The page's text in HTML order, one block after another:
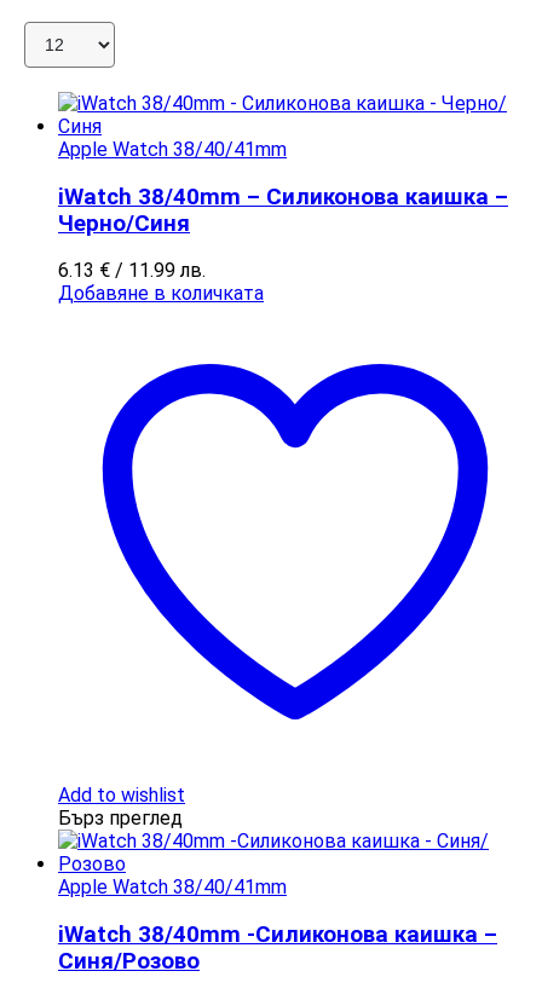
Apple Watch 38/40/41mm
iWatch 38/40mm – Силиконова каишка –
Черно/Синя
6.13 € / 11.99 лв.
Добавяне в количката
Add to wishlist
Бърз преглед
Apple Watch 38/40/41mm
iWatch 38/40mm -Силиконова каишка –
Синя/Розово